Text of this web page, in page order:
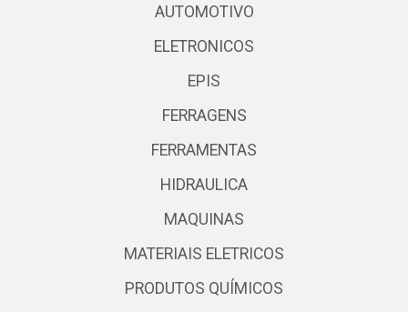
AUTOMOTIVO
ELETRONICOS
EPIS
FERRAGENS
FERRAMENTAS
HIDRAULICA
MAQUINAS
MATERIAIS ELETRICOS
PRODUTOS QUÍMICOS